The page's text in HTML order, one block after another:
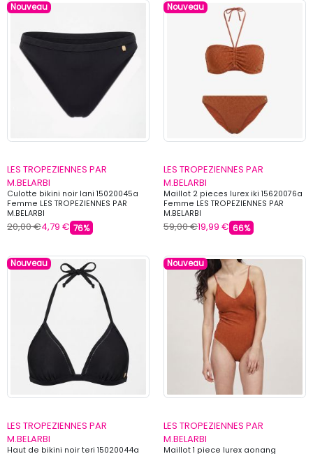
Nouveau
LES TROPEZIENNES PAR
M.BELARBI
Culotte bikini noir lani 15020045a
Femme LES TROPEZIENNES PAR
M.BELARBI
20,00 €4,79 € 76%
Nouveau
LES TROPEZIENNES PAR
M.BELARBI
Maillot 2 pieces lurex iki 15620076a
Femme LES TROPEZIENNES PAR
M.BELARBI
59,00 €19,99 € 66%
Nouveau
LES TROPEZIENNES PAR
M.BELARBI
Haut de bikini noir teri 15020044a
Nouveau
LES TROPEZIENNES PAR
M.BELARBI
Maillot 1 piece lurex aonang